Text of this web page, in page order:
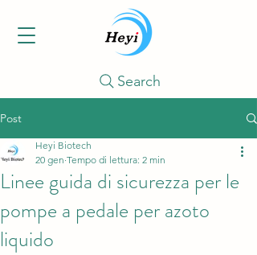
Search
Post
Linee guida di sicurezza per le
pompe a pedale per azoto
liquido
Heyi Biotech
20 gen Tempo di lettura: 2 min